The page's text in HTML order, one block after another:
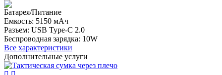
Батарея/Питание
Емкость: 5150 мАч
Разъем: USB Type-C 2.0
Беспроводная зарядка: 10W
Все характеристики
Дополнительные услуги